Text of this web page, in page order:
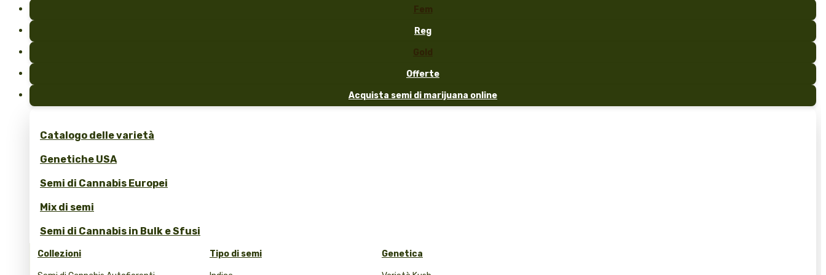
Fem
Reg
Gold
Offerte
Acquista semi di marijuana online
Catalogo delle varietà
Genetiche USA
Semi di Cannabis Europei
Mix di semi
Semi di Cannabis in Bulk e Sfusi
Collezioni Tipo di semi Genetica